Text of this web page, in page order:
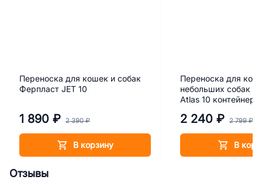
Переноска для кошек и собак
Ферпласт JET 10
1 890 ₽ 2 390 ₽
В корзину
Переноска для
небольших собак
Atlas 10 контейнер
2 240 ₽ 2 799 ₽
В
Отзывы